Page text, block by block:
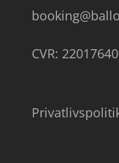
CVR: 22017640